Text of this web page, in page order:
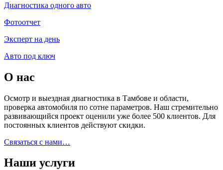
Диагностика одного авто
Фотоотчет
Эксперт на день
Авто под ключ
О нас
Осмотр и выездная диагностика в Тамбове и области,
проверка автомобиля по сотне параметров. Наш стремительно
развивающийся проект оценили уже более 500 клиентов. Для
постоянных клиентов действуют скидки.
Связаться с нами…
Наши услуги